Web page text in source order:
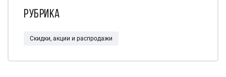
Рубрика
Скидки, акции и распродажи